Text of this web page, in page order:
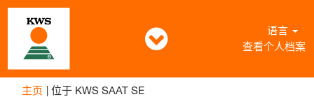
语言
查看个人档案
主页 | 位于 KWS SAAT SE（当